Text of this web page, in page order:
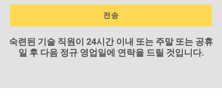
숙련된 기술 직원이 24시간 이내 또는 주말 또는 공휴
일 후 다음 정규 영업일에 연락을 드릴 것입니다.